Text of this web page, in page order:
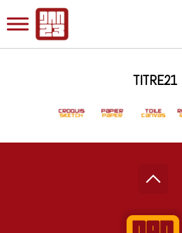
TITRE21